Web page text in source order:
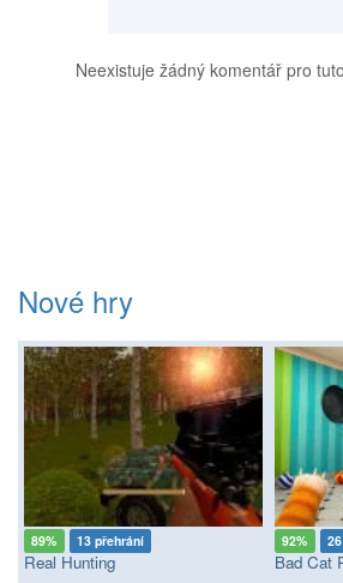
Neexistuje žádný komentář pro
Nové hry
89% 13 přehrání
Real Hunting
92%